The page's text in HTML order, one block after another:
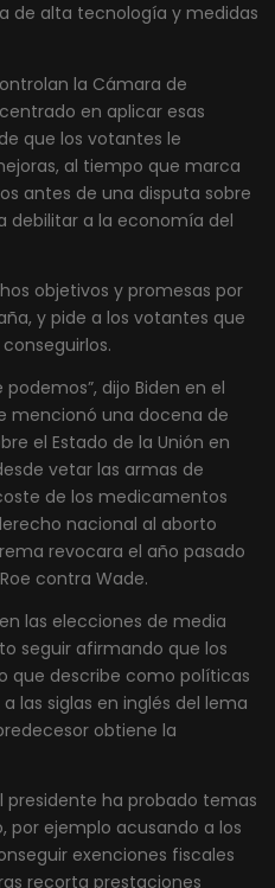
de alta tecnología y medidas
la Cámara de
en aplicar esas
que los votantes le
al tiempo que marca
antes de una disputa sobre
debilitar a la economía del
objetivos y promesas por
y pide a los votantes que
dijo Biden en el
mencionó una docena de
el Estado de la Unión en
vetar las armas de
de los medicamentos
nacional al aborto
revocara el año pasado
contra Wade.
las elecciones de media
seguir afirmando que los
que describe como políticas
las siglas en inglés del lema
obtiene la
presidente ha probado temas
por ejemplo acusando a los
exenciones fiscales
recorta prestaciones